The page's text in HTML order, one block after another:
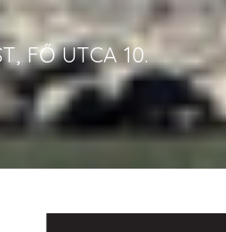
FŐ UTCA 10.